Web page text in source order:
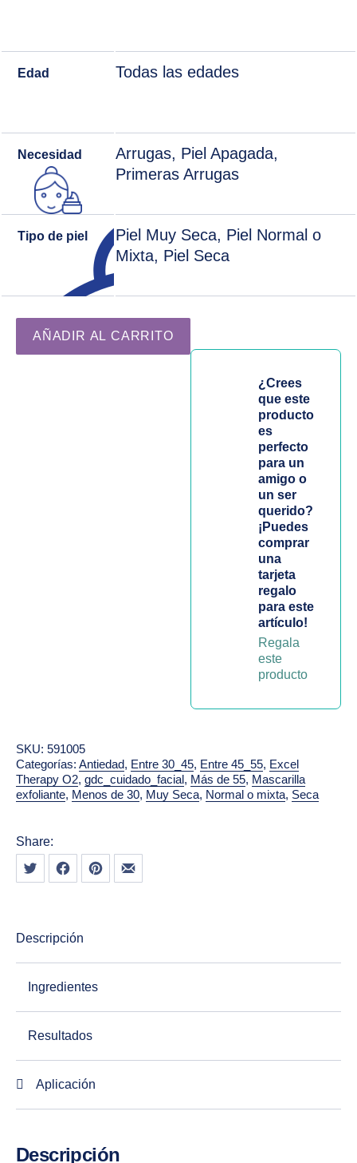
Edad Todas las edades
Necesidad
Arrugas, Piel Apagada,
Primeras Arrugas
Tipo de piel
Piel Muy Seca, Piel Normal o
Mixta, Piel Seca
AÑADIR AL CARRITO
¿Crees
que este
producto
es
perfecto
para un
amigo o
un ser
querido?
¡Puedes
comprar
una
tarjeta
regalo
para este
artículo!
Regala
este
producto
SKU: 591005
Categorías: Antiedad, Entre 30_45, Entre 45_55, Excel
Therapy O2, gdc_cuidado_facial, Más de 55, Mascarilla
exfoliante, Menos de 30, Muy Seca, Normal o mixta, Seca
Share:
Tweet Share on Facebook
Share on Pinterest
Share by Email
Descripción
Ingredientes
Resultados
Aplicación
Descripción